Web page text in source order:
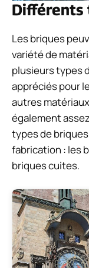
Différents
Les briques
variété de
plusieurs types
appréciés pour
autres
également
types de
fabrication : les
briques cuites.